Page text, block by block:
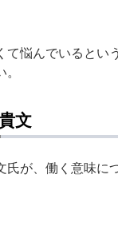
て悩んでいるとい
文
氏が、働く意味に